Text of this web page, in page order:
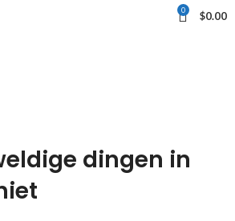
0 $0.00
dingen in